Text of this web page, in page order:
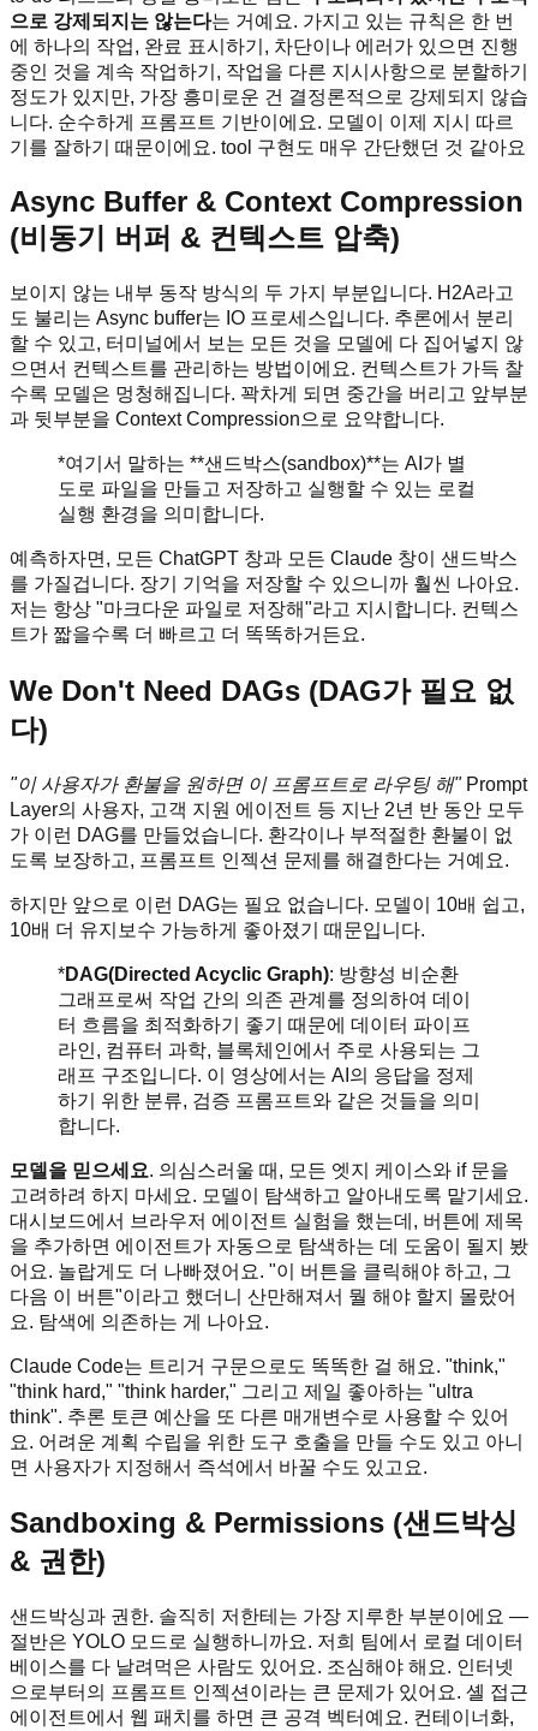
으로 강제되지는 않는다는 거예요. 가지고 있는 규칙은 한 번
에 하나의 작업, 완료 표시하기, 차단이나 에러가 있으면 진행
중인 것을 계속 작업하기, 작업을 다른 지시사항으로 분할하기
정도가 있지만, 가장 흥미로운 건 결정론적으로 강제되지 않습
니다. 순수하게 프롬프트 기반이에요. 모델이 이제 지시 따르
기를 잘하기 때문이에요. tool 구현도 매우 간단했던 것 같아요
Async Buffer & Context Compression
(비동기 버퍼 & 컨텍스트 압축)
보이지 않는 내부 동작 방식의 두 가지 부분입니다. H2A라고
도 불리는 Async buffer는 IO 프로세스입니다. 추론에서 분리
할 수 있고, 터미널에서 보는 모든 것을 모델에 다 집어넣지 않
으면서 컨텍스트를 관리하는 방법이에요. 컨텍스트가 가득 찰
수록 모델은 멍청해집니다. 꽉차게 되면 중간을 버리고 앞부분
과 뒷부분을 Context Compression으로 요약합니다.
*여기서 말하는 **샌드박스(sandbox)**는 AI가 별
도로 파일을 만들고 저장하고 실행할 수 있는 로컬
실행 환경을 의미합니다.
예측하자면, 모든 ChatGPT 창과 모든 Claude 창이 샌드박스
를 가질겁니다. 장기 기억을 저장할 수 있으니까 훨씬 나아요.
저는 항상 "마크다운 파일로 저장해"라고 지시합니다. 컨텍스
트가 짧을수록 더 빠르고 더 똑똑하거든요.
We Don't Need DAGs (DAG가 필요 없
다)
"이 사용자가 환불을 원하면 이 프롬프트로 라우팅 해"Prompt
Layer의 사용자, 고객 지원 에이전트 등 지난 2년 반 동안 모두
가 이런 DAG를 만들었습니다. 환각이나 부적절한 환불이 없
도록 보장하고, 프롬프트 인젝션 문제를 해결한다는 거예요.
하지만 앞으로 이런 DAG는 필요 없습니다. 모델이 10배 쉽고,
10배 더 유지보수 가능하게 좋아졌기 때문입니다.
*DAG(Directed Acyclic Graph): 방향성 비순환
그래프로써 작업 간의 의존 관계를 정의하여 데이
터 흐름을 최적화하기 좋기 때문에 데이터 파이프
라인, 컴퓨터 과학, 블록체인에서 주로 사용되는 그
래프 구조입니다. 이 영상에서는 AI의 응답을 정제
하기 위한 분류, 검증 프롬프트와 같은 것들을 의미
합니다.
모델을 믿으세요. 의심스러울 때, 모든 엣지 케이스와 if 문을
고려하려 하지 마세요. 모델이 탐색하고 알아내도록 맡기세요.
대시보드에서 브라우저 에이전트 실험을 했는데, 버튼에 제목
을 추가하면 에이전트가 자동으로 탐색하는 데 도움이 될지 봤
어요. 놀랍게도 더 나빠졌어요. "이 버튼을 클릭해야 하고, 그
다음 이 버튼"이라고 했더니 산만해져서 뭘 해야 할지 몰랐어
요. 탐색에 의존하는 게 나아요.
Claude Code는 트리거 구문으로도 똑똑한 걸 해요. "think,"
"think hard," "think harder," 그리고 제일 좋아하는 "ultra
think". 추론 토큰 예산을 또 다른 매개변수로 사용할 수 있어
요. 어려운 계획 수립을 위한 도구 호출을 만들 수도 있고 아니
면 사용자가 지정해서 즉석에서 바꿀 수도 있고요.
Sandboxing & Permissions (샌드박싱
& 권한)
샌드박싱과 권한. 솔직히 저한테는 가장 지루한 부분이에요 —
절반은 YOLO 모드로 실행하니까요. 저희 팀에서 로컬 데이터
베이스를 다 날려먹은 사람도 있어요. 조심해야 해요. 인터넷
으로부터의 프롬프트 인젝션이라는 큰 문제가 있어요. 셸 접근
에이전트에서 웹 패치를 하면 큰 공격 벡터예요. 컨테이너화,